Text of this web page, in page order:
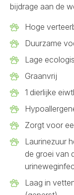
bijdrage aan de
Hoge
Duurzame
Lage
Graanvrij
1 dierlijke
Zorgt voor
Laurinezuur
de groei van
Laag in